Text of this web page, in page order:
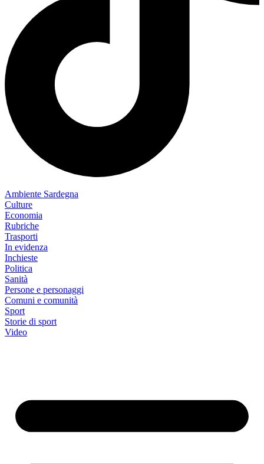
Ambiente Sardegna
Culture
Economia
Rubriche
Trasporti
In evidenza
Inchieste
Politica
Sanità
Persone e personaggi
Comuni e comunità
Sport
Storie di sport
Video